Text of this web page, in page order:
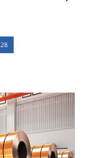
28